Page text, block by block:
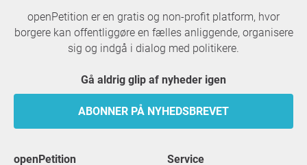
openPetition er en gratis og non-profit platform, hvor
borgere kan offentliggøre en fælles anliggende, organisere
sig og indgå i dialog med politikere.
Gå aldrig glip af nyheder igen
ABONNER PÅ NYHEDSBREVET
openPetition service